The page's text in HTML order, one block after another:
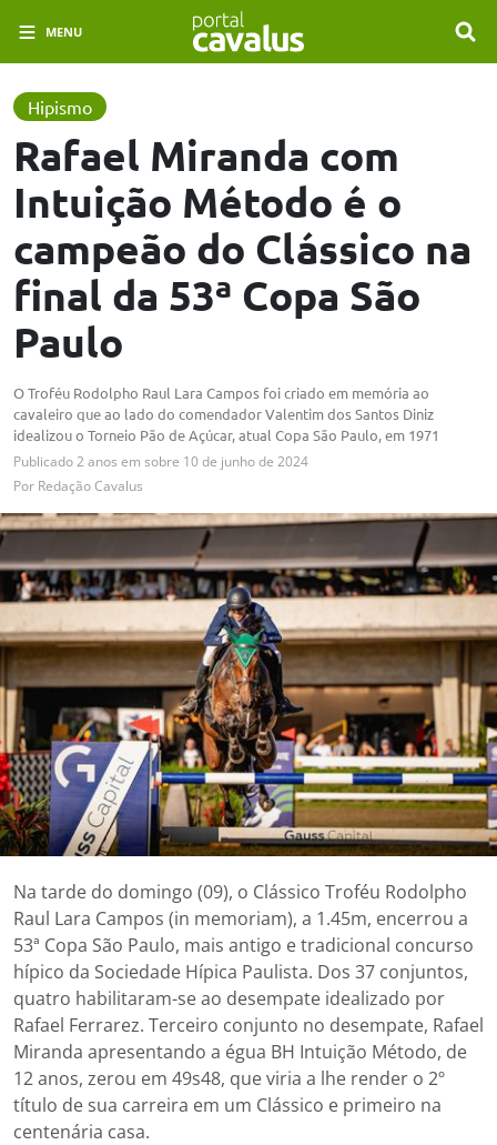
MENU
Hipismo
Rafael Miranda com
Intuição Método é o
campeão do Clássico na
final da 53ª Copa São
Paulo
O Troféu Rodolpho Raul Lara Campos foi criado em memória ao
cavaleiro que ao lado do comendador Valentim dos Santos Diniz
idealizou o Torneio Pão de Açúcar, atual Copa São Paulo, em 1971
Publicado2 anos em sobre 10 de junho de 2024
Por Redação Cavalus
Na tarde do domingo (09), o Clássico Troféu Rodolpho
Raul Lara Campos (in memoriam), a 1.45m, encerrou a
53ª Copa São Paulo, mais antigo e tradicional concurso
hípico da Sociedade Hípica Paulista. Dos 37 conjuntos,
quatro habilitaram-se ao desempate idealizado por
Rafael Ferrarez. Terceiro conjunto no desempate, Rafael
Miranda apresentando a égua BH Intuição Método, de
12 anos, zerou em 49s48, que viria a lhe render o 2º
título de sua carreira em um Clássico e primeiro na
centenária casa.